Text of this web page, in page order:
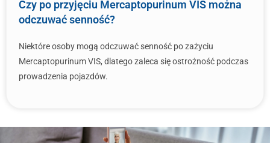
Czy po przyjęciu Mercaptopurinum VIS można
odczuwać senność?
Niektóre osoby mogą odczuwać senność po zażyciu
Mercaptopurinum VIS, dlatego zaleca się ostrożność podczas
prowadzenia pojazdów.